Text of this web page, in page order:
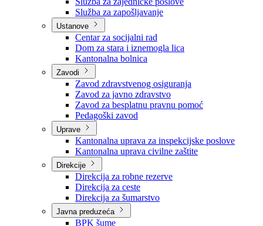
Službe
Služba za odnose s javnošću
Služba za zajedničke poslove
Služba za zapošljavanje
Ustanove
Centar za socijalni rad
Dom za stara i iznemogla lica
Kantonalna bolnica
Zavodi
Zavod zdravstvenog osiguranja
Zavod za javno zdravstvo
Zavod za besplatnu pravnu pomoć
Pedagoški zavod
Uprave
Kantonalna uprava za inspekcijske poslove
Kantonalna uprava civilne zaštite
Direkcije
Direkcija za robne rezerve
Direkcija za ceste